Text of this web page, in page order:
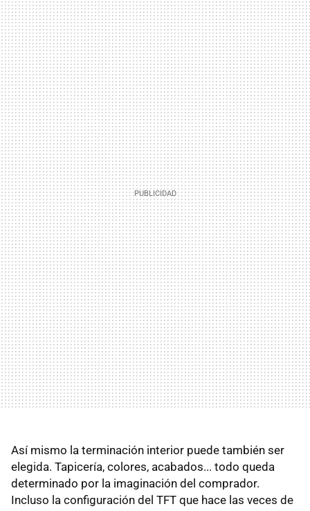
Así mismo la terminación interior puede también ser
elegida. Tapicería, colores, acabados... todo queda
determinado por la imaginación del comprador.
Incluso la configuración del TFT que hace las veces de